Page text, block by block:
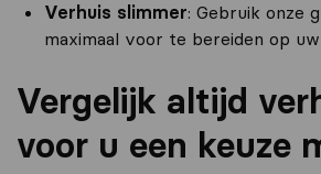
Verhuis slimmer: Gebruik onze
maximaal voor te bereiden op
Vergelijk altijd
voor u een keuze